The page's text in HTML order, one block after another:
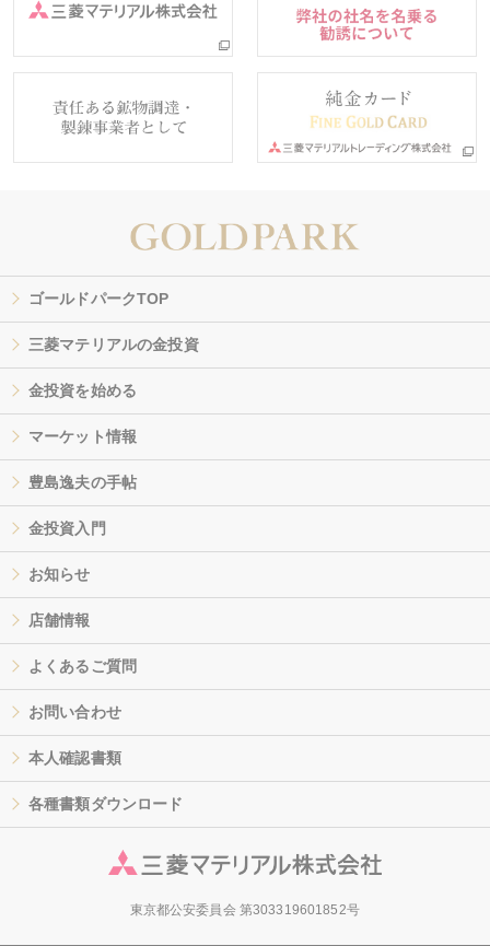
ゴールドパークTOP
三菱マテリアルの金投資
金投資を始める
マーケット情報
豊島逸夫の手帖
金投資入門
お知らせ
店舗情報
よくあるご質問
お問い合わせ
本人確認書類
各種書類ダウンロード
東京都公安委員会 第303319601852号